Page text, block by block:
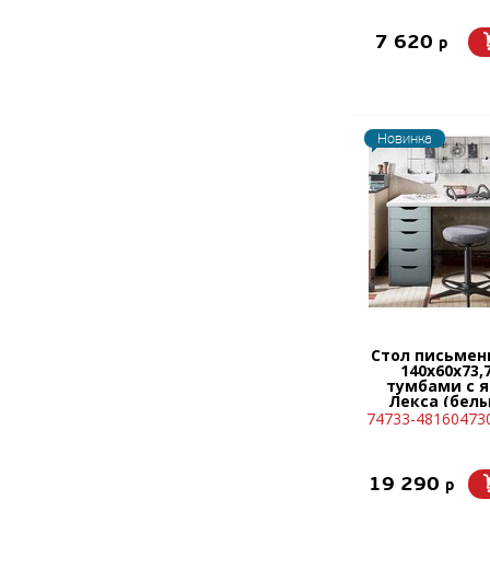
7 620 p
Новинка
Стол
тумбами с
Лекса
74733-
19 290 p